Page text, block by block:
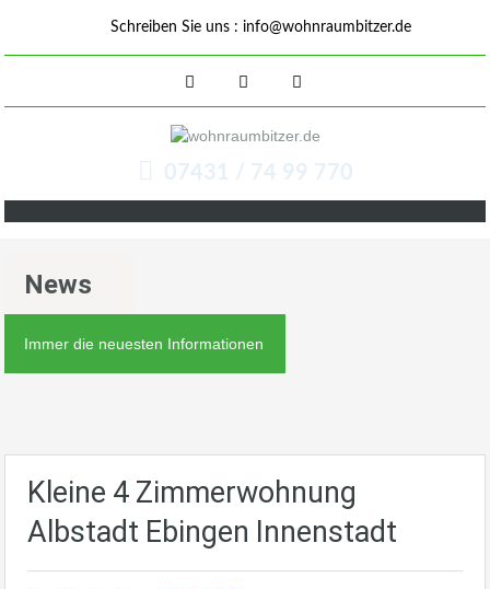
Schreiben Sie uns : info@wohnraumbitzer.de
07431 / 74 99 770
News
Immer die neuesten Informationen
Kleine 4 Zimmerwohnung
Albstadt Ebingen Innenstadt